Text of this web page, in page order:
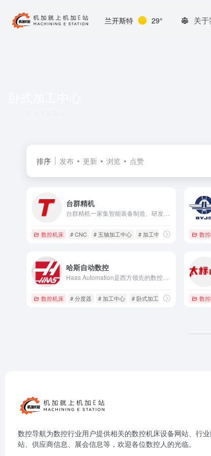
兰开斯特 29° 关于
排序 发布 更新 浏览 点赞
台群精机
数控机床 # CNC # 五轴加工中心 # 加工中心 数
哈斯自动数控
数控机床 # 分度器 # 加工中心 # 卧式加工中心 数
数控导航为数控行业用户提供相关的数控机床设备网站、行
站、供应商信息、展会信息等，欢迎各位数控人的光临。